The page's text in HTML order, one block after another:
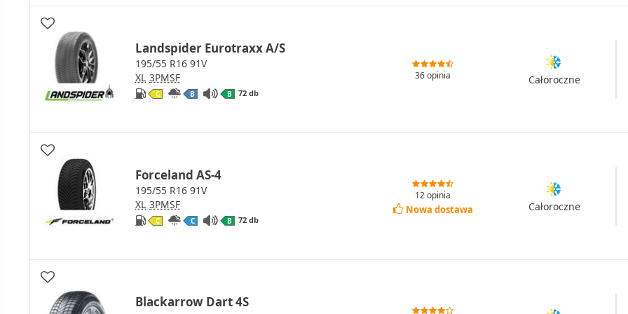
Landspider Eurotraxx A/S
195/55 R16 91V
XL 3PMSF
C B B 72 db
36 opinia Całoroczne
Forceland AS-4
195/55 R16 91V
XL 3PMSF
C C B 72 db
12 opinia
Nowa dostawa Całoroczne
Blackarrow Dart 4S